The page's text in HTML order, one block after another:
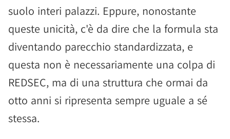
suolo interi palazzi. Eppure, nonostante
queste unicità, c'è da dire che la formula sta
diventando parecchio standardizzata, e
questa non è necessariamente una colpa di
REDSEC, ma di una struttura che ormai da
otto anni si ripresenta sempre uguale a sé
stessa.